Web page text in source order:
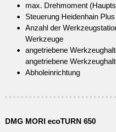
max. Drehmoment
Steuerung Heidenhain
Anzahl der
Werkzeuge
angetriebene
angetriebene
Abholeinrichtung
DMG MORI ecoTURN 650